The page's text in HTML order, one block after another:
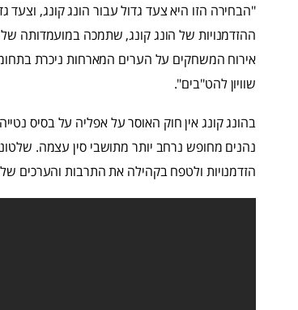
"הבחירה הזו היא צעד גדול עבור הונג קונג, וצעד
ההזדמנויות של הונג קונג, שתמכה במועמדותה
אירוח המשחקים על הערים המארחות ניכרת
שוויון להט"בים".
בהונג קונג אין חוק האוסר על אפליה על בסיס
נהנים מחופש נרחב יותר מתושבי סין עצמה.
הזדמנויות ולטפח בקהילה את התרבות והערכים